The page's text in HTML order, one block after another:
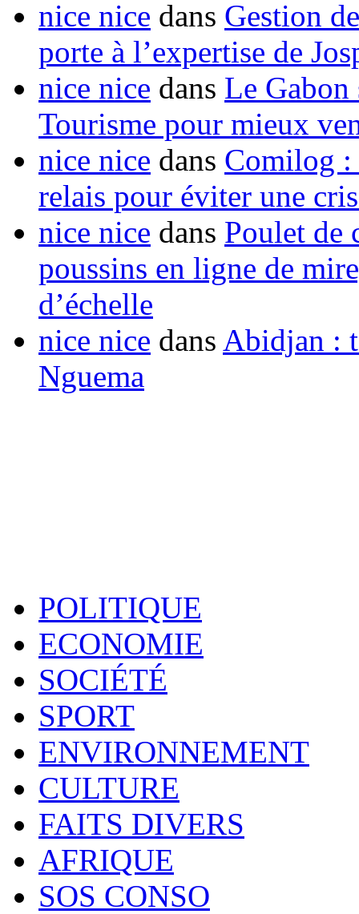
nice nice dans Gestion
porte à l’expertise de
nice nice dans Le Gabon
Tourisme pour mieux
nice nice dans Comilog :
relais pour éviter une
nice nice dans Poulet de
poussins en ligne de
d’échelle
nice nice dans Abidjan :
Nguema
POLITIQUE
ECONOMIE
SOCIÉTÉ
SPORT
ENVIRONNEMENT
CULTURE
FAITS DIVERS
AFRIQUE
SOS CONSO